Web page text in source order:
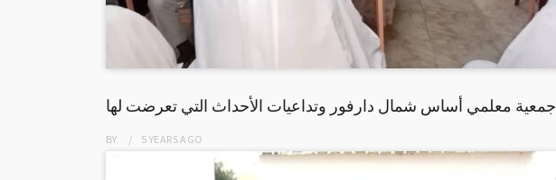
جمعية معلمي أساس شمال دارفور وتداعيات الأحداث التي تعرضت لها
BY 5 YEARSAGO